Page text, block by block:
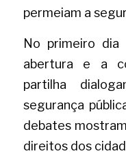
permeiam a
No primeiro
abertura e a
partilha
segurança
debates
direitos dos